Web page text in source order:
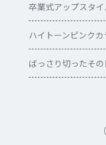
卒業式アップスタ
ハイトーンピンクカ
ばっさり切ったその